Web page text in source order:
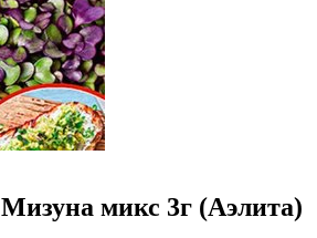
микс 3г (Аэлита)